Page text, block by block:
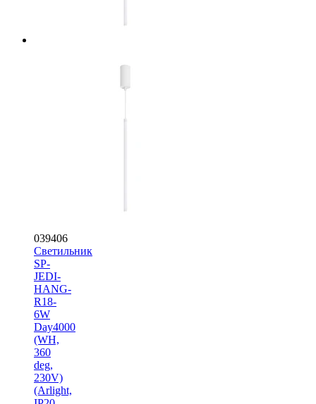
039406
Светильник
SP-
JEDI-
HANG-
R18-
6W
Day4000
(WH,
360
deg,
230V)
(Arlight,